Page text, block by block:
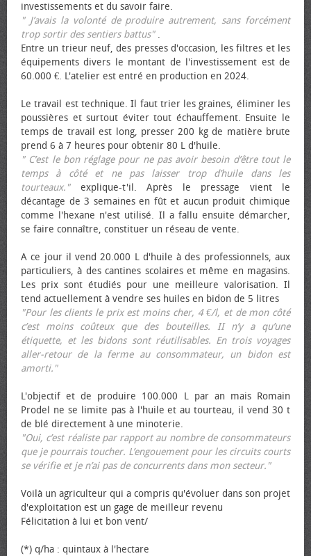
investissements et du savoir faire.
" J’avais la volonté de produire autrement, sans forcément
trop sortir des sentiers battus".
Entre un trieur neuf, des presses d'occasion, les filtres et les
équipements divers le montant de l'investissement est de
60.000 €. L'atelier est entré en production en 2024.
Le travail est technique. Il faut trier les graines, éliminer les
poussières et surtout éviter tout échauffement. Ensuite le
temps de travail est long, presser 200 kg de matière brute
prend 6 à 7 heures pour obtenir 80 L d'huile.
" C’est le bon réglage pour ne pas avoir besoin d’être tout le
temps à côté et ne pas laisser trop d’huile dans les
tourteaux."explique-t'il. Après le pressage vient le
décantage de 3 semaines en fût et aucun produit chimique
comme l'hexane n'est utilisé. Il a fallu ensuite démarcher,
se faire connaître, constituer un réseau de vente.
A ce jour il vend 20.000 L d'huile à des professionnels, aux
particuliers, à des cantines scolaires et même en magasins.
Les prix sont étudiés pour une meilleure valorisation. Il
tend actuellement à vendre ses huiles en bidon de 5 litres
"Pour les clients le prix est moins cher, 4 €/l, et de mon côté
c’est moins coûteux que des bouteilles. II n’y a qu’une
étiquette, et les bidons sont réutilisables. En trois voyages
aller-retour de la ferme au consommateur, un bidon est
amorti."
L'objectif et de produire 100.000 L par an mais Romain
Prodel ne se limite pas à l'huile et au tourteau, il vend 30 t
de blé directement à une minoterie.
"Oui, c’est réaliste par rapport au nombre de consommateurs
que je pourrais toucher. L’engouement pour les circuits courts
se vérifie et je n’ai pas de concurrents dans mon secteur."
Voilà un agriculteur qui a compris qu'évoluer dans son projet
d'exploitation est un gage de meilleur revenu
Félicitation à lui et bon vent/
(*) q/ha : quintaux à l'hectare